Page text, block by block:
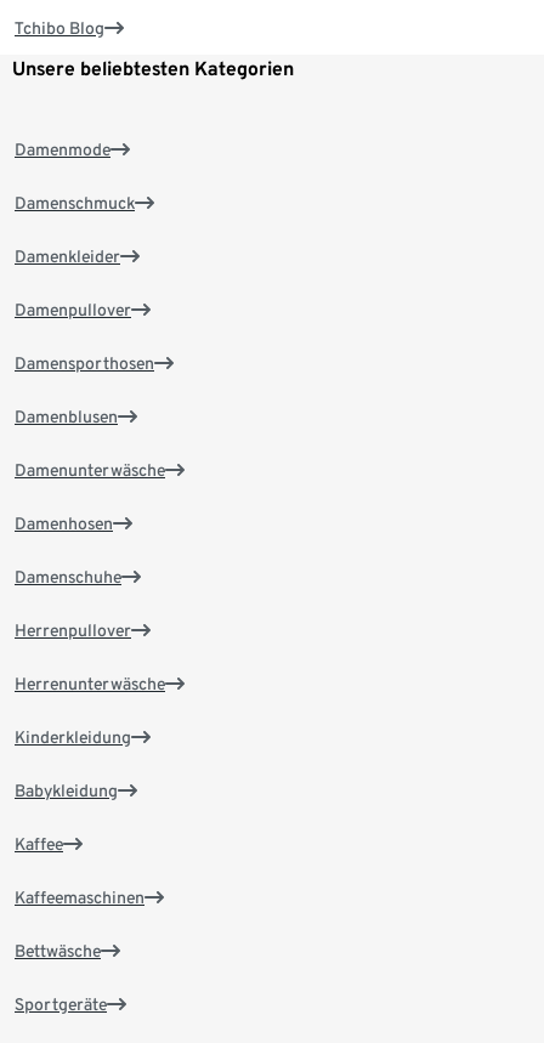
Tchibo Blog
Unsere beliebtesten Kategorien
Damenmode
Damenschmuck
Damenkleider
Damenpullover
Damensporthosen
Damenblusen
Damenunterwäsche
Damenhosen
Damenschuhe
Herrenpullover
Herrenunterwäsche
Kinderkleidung
Babykleidung
Kaffee
Kaffeemaschinen
Bettwäsche
Sportgeräte